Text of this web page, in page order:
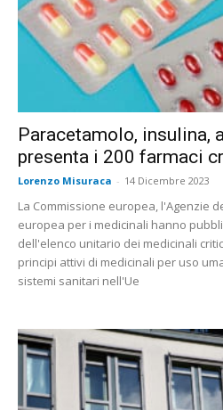
Paracetamolo, insulina,
presenta i 200 farmaci
Lorenzo Misuraca - 14 Dicembre 2023
La Commissione europea, l'Agenzie
europea per i medicinali hanno
dell'elenco unitario dei medicinali
principi attivi di medicinali per uso
sistemi sanitari nell'Ue